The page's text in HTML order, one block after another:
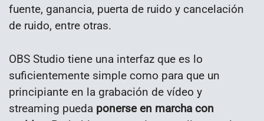
fuente, ganancia, puerta de ruido y cancelación
de ruido, entre otras.
OBS Studio tiene una interfaz que es lo
suficientemente simple como para que un
principiante en la grabación de vídeo y
streaming pueda ponerse en marcha con